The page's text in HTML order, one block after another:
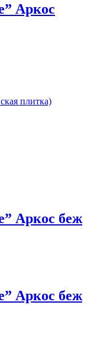
Аркос
плитка)
Аркос беж
Аркос беж